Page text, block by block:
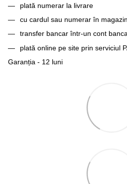
plată numerar la livrare
cu cardul sau numerar în magazin
transfer bancar într-un cont
plată online pe site prin serviciul
Garanția - 12 luni